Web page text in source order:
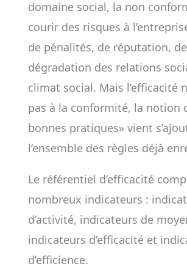
domaine social, la non
courir des risques à
de pénalités, de réputation, de
dégradation des relations
climat social. Mais l’efficacité
pas à la conformité, la notion
bonnes pratiques» vient
l’ensemble des règles déjà
Le référentiel d’efficacité
nombreux indicateurs :
d’activité, indicateurs de
indicateurs d’efficacité et
d’efficience.